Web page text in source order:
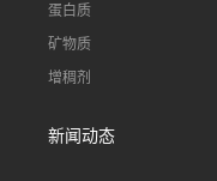
蛋白质
矿物质
增稠剂
新闻动态